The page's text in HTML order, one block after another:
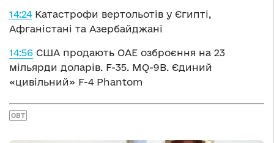
14:24Катастрофи вертольотів у Єгипті,
Афганістані та Азербайджані
14:56 США продають ОАЕ озброєння на 23
мільярди доларів. F-35. MQ-9B. Єдиний
«цивільний» F-4 Phantom
ОВТ